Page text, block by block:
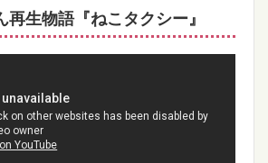
再生物語『ねこタクシー』